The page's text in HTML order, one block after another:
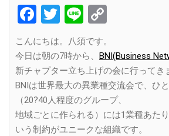
Facebook
Twitter
Line
こんにちは。八須です。
今日は朝の7時から、 BNI(Business
新チャプター立ち上げの会に行ってき
BNIは世界最大の異業種交流会で、ひ
（20?40人程度のグループ、
地域ごとに作られる）には1業種あた
いう制約がユニークな組織です。